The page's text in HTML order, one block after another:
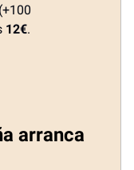
12€.
arranca